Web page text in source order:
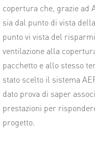
copertura che, grazie ad
sia dal punto di vista
punto vi vista del
ventilazione alla
pacchetto e allo stesso
stato scelto il sistema
dato prova di saper
prestazioni per
progetto.